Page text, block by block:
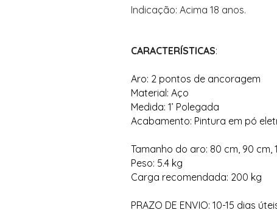
Indicação: Acima 18 anos.
CARACTERÍSTICAS:
Aro: 2 pontos de ancoragem
Material: Aço
Medida: 1’ Polegada
Acabamento: Pintura em pó
Tamanho do aro: 80 cm, 90
Peso: 5.4 kg
Carga recomendada: 200 kg
PRAZO DE ENVIO: 10-15 dias